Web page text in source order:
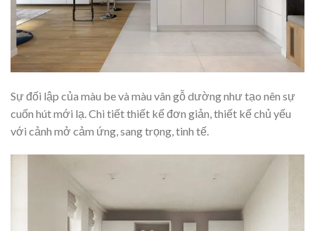
Sự đối lập của màu be và màu vân gỗ dường như tạo nên sự
cuốn hút mới lạ. Chi tiết thiết kế đơn giản, thiết kế chủ yếu
với cảnh mở cảm ứng, sang trọng, tinh tế.